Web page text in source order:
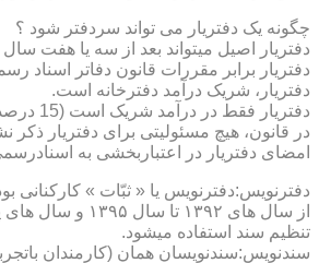
چگونه یک دفتریار می تواند سردفتر شود ؟
دفتریار اصیل میتواند بعد از سه یا هفت
دفتریار برابر مقررات قانون دفاتر
دفتریار، شریک درآمد دفترخانه است.
دفتریار فقط در درآمد شریک است (15 درصد از حق التحریر ماهیانه دفترخانه )و در کار و مسئولیت و هزینه ها وضررها هیچ شراکتی ندارد.
در قانون، هیچ مسئولیتی برای دفتریار
امضای دفتریار در اعتباربخشی به
دفترنویس:دفترنویس یا « ثبّات » کارکنانی
از سال های
تنظیم سند استفاده میشود.
سندنویس:سندنویسان همان (کارمندان